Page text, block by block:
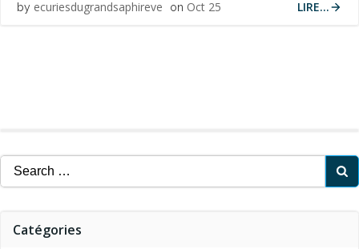
by ecuriesdugrandsaphireve on Oct 25 LIRE...
Search
for:
Catégories